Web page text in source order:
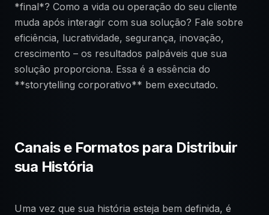
*final*? Como a vida ou operação do seu cliente
muda após interagir com sua solução? Fale sobre
eficiência, lucratividade, segurança, inovação,
crescimento – os resultados palpáveis que sua
solução proporciona. Essa é a essência do
**storytelling corporativo** bem executado.
Canais e Formatos para Distribuir
sua História
Uma vez que sua história esteja bem definida, é